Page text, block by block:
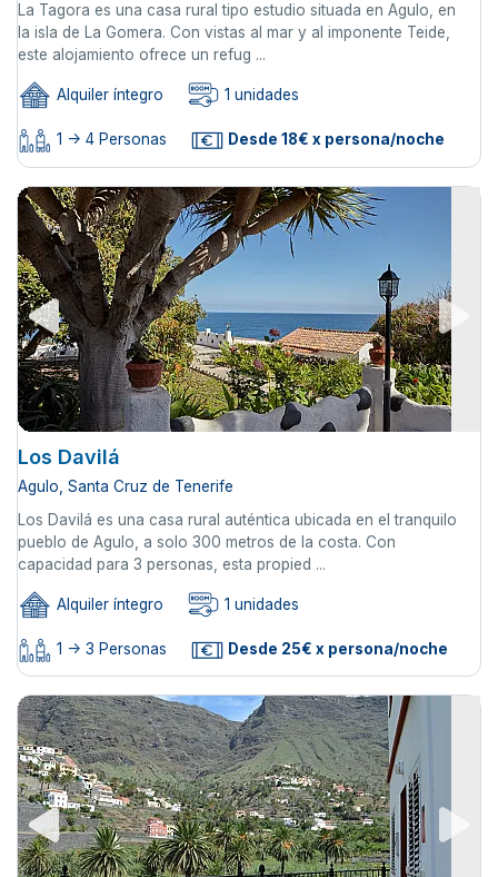
La Tagora es una casa rural tipo estudio situada en Agulo, en
la isla de La Gomera. Con vistas al mar y al imponente Teide,
este alojamiento ofrece un refug ...
Alquiler íntegro 1 unidades
1 -> 4 Personas Desde 18€ x persona/noche
Los Davilá
Agulo, Santa Cruz de Tenerife
Los Davilá es una casa rural auténtica ubicada en el tranquilo
pueblo de Agulo, a solo 300 metros de la costa. Con
capacidad para 3 personas, esta propied ...
Alquiler íntegro 1 unidades
1 -> 3 Personas Desde 25€ x persona/noche